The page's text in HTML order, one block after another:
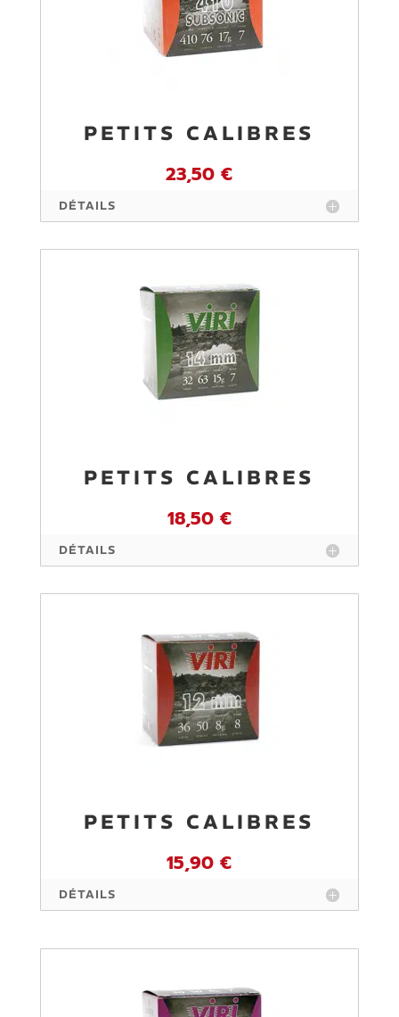
PETITS CALIBRES
23,50 €
DÉTAILS
PETITS CALIBRES
18,50 €
DÉTAILS
PETITS CALIBRES
15,90 €
DÉTAILS